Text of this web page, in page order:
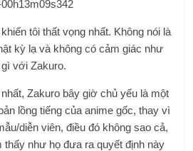
tôi thất vọng nhất. Không nói là
kỳ lạ và không có cảm giác như
với Zakuro.
Zakuro bây giờ chủ yếu là một
lồng tiếng của anime gốc, thay vì
diễn viên, điều đó không sao cả,
thấy như họ đưa ra quyết định này